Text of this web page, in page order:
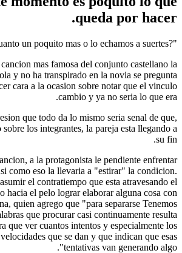
queda por hacer.
"?Aguanto un poquito mas o lo echamos a suertes?"
mas famosa del conjunto castellano la
y no ha transpirado en la novia se pregunta
cara a la ocasion sobre notar que el vinculo
cambio y ya no seri­a lo que era.
que todo da lo mismo seri­a senal de que,
sobre los integrantes, la pareja esta llegando a
su fin.
a la protagonista le pendiente enfrentar
como eso la llevaria a "estirar" la condicion.
el contratiempo que esta atravesando el
hacia el pelo lograr elaborar alguna cosa con
quien agrego que "para separarse Tenemos
que procurar casi continuamente resulta
que ver cuantos intentos y especialmente los
que se dan y que indican que esas
tentativas van generando algo".